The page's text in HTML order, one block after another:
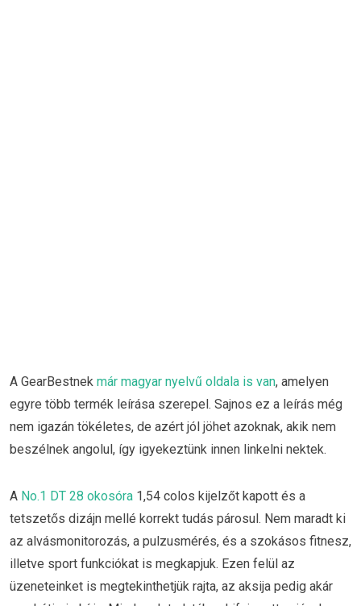
A GearBestnek már magyar nyelvű oldala is van, amelyen
egyre több termék leírása szerepel. Sajnos ez a leírás még
nem igazán tökéletes, de azért jól jöhet azoknak, akik nem
beszélnek angolul, így igyekeztünk innen linkelni nektek.
A No.1 DT 28 okosóra 1,54 colos kijelzőt kapott és a
tetszetős dizájn mellé korrekt tudás párosul. Nem maradt ki
az alvásmonitorozás, a pulzusmérés, és a szokásos fitnesz,
illetve sport funkciókat is megkapjuk. Ezen felül az
üzeneteinket is megtekinthetjük rajta, az aksija pedig akár